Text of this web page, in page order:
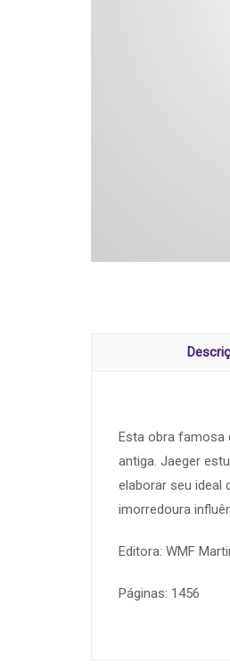
Esta obra famosa
antiga. Jaeger
elaborar seu ideal
imorredoura
Editora: WMF
Páginas: 1456